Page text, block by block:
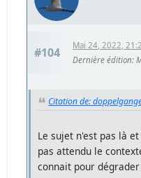
#104
Mai 24, 2022,
Dernière édition:
Citation de:
Le sujet n'est pas là
pas attendu le
connait pour